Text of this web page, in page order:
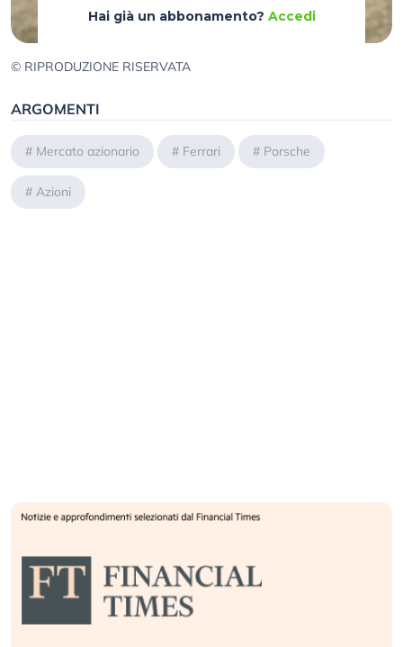
Hai già un abbonamento? Accedi
© RIPRODUZIONE RISERVATA
ARGOMENTI
# Mercato azionario # Ferrari # Porsche
# Azioni